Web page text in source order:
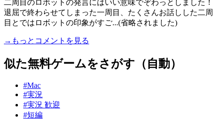
二周目のロボットの発言にはいい意味でぞわっとしました！
退屈で終わらせてしまった一周目、たくさんお話しした二周
目とではロボットの印象がすご...(省略されました)
→もっとコメントを見る
似た無料ゲームをさがす（自動）
#Mac
#実況
#実況 歓迎
#短編